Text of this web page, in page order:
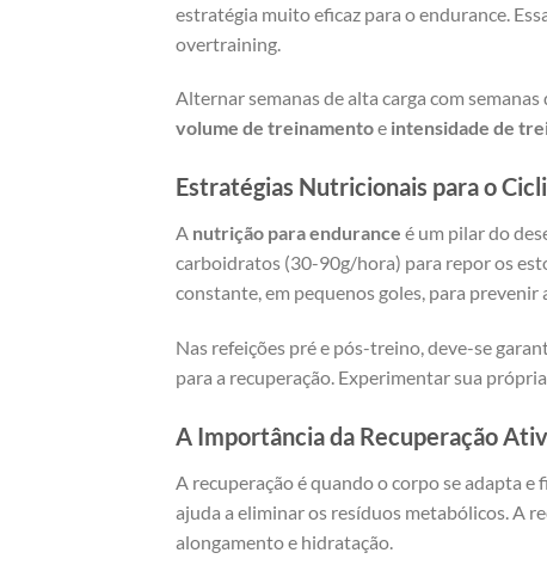
estratégia muito eficaz para o endurance.
overtraining.
Alternar semanas de alta carga com
volume de treinamentoe intensidade de
Estratégias Nutricionais para o
A nutrição para endurance é um pilar do
carboidratos (30-90g/hora) para repor os
constante, em pequenos goles, para prevenir
Nas refeições pré e pós-treino, deve-se
para a recuperação. Experimentar sua
A Importância da Recuperação
A recuperação é quando o corpo se adapta e
ajuda a eliminar os resíduos metabólicos. A
alongamento e hidratação.